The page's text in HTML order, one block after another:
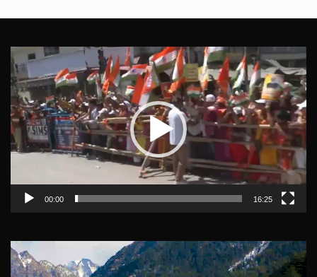
Video
Player
00:00 16:25
Video
Player